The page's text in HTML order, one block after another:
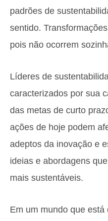
padrões de
sentido.
pois não ocorrem
Líderes de
caracterizados por sua
das metas de curto
ações de hoje podem
adeptos da inovação e
ideias e abordagens
mais sustentáveis.
Em um mundo que está